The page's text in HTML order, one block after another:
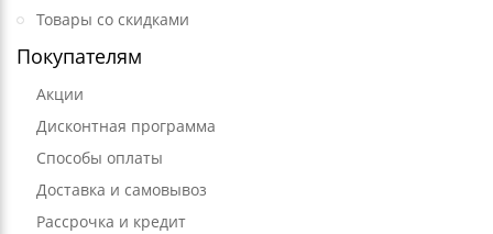
Товары со скидками
Покупателям
Акции
Дисконтная программа
Способы оплаты
Доставка и самовывоз
Рассрочка и кредит